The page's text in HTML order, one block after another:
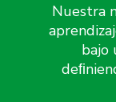
Nuestra
bajo